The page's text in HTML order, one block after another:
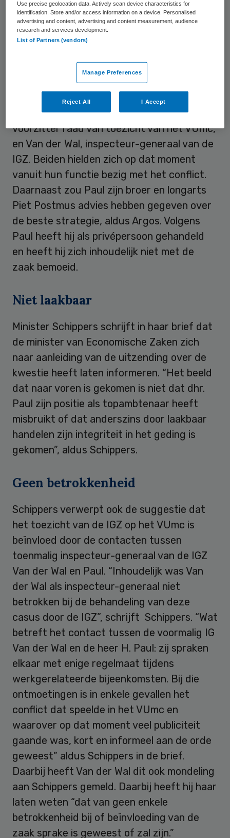
medisch specialisten in het VU medisch
centrum (VUmc).
De topman van de voedsel- en
warenautoriteit NVWA zou de kwestie
hebben aangekaart bij Cees Veerman,
voorzitter raad van toezicht van het VUmc,
en Van der Wal, inspecteur-generaal van de
IGZ. Beiden hielden zich op dat moment
vanuit hun functie bezig met het conflict.
Daarnaast zou Paul zijn broer en longarts
Piet Postmus advies hebben gegeven over
de beste strategie, aldus Argos. Volgens
Paul heeft hij als privépersoon gehandeld
en heeft hij zich inhoudelijk niet met de
zaak bemoeid.
Niet laakbaar
Minister Schippers schrijft in haar brief dat
de minister van Economische Zaken zich
naar aanleiding van de uitzending over de
kwestie heeft laten informeren. “Het beeld
dat naar voren is gekomen is niet dat dhr.
Paul zijn positie als topambtenaar heeft
misbruikt of dat anderszins door laakbaar
handelen zijn integriteit in het geding is
gekomen”, aldus Schippers.
Geen betrokkenheid
Schippers verwerpt ook de suggestie dat
het toezicht van de IGZ op het VUmc is
beïnvloed door de contacten tussen
toenmalig inspecteur-generaal van de IGZ
Van der Wal en Paul. “Inhoudelijk was Van
der Wal als inspecteur-generaal niet
betrokken bij de behandeling van deze
casus door de IGZ”, schrijft Schippers. “Wat
betreft het contact tussen de voormalig IG
Van der Wal en de heer H. Paul: zij spraken
elkaar met enige regelmaat tijdens
werkgerelateerde bijeenkomsten. Bij die
ontmoetingen is in enkele gevallen het
conflict dat speelde in het VUmc en
waarover op dat moment veel publiciteit
gaande was, kort en informeel aan de orde
geweest” aldus Schippers in de brief.
Daarbij heeft Van der Wal dit ook mondeling
aan Schippers gemeld. Daarbij heeft hij haar
laten weten “dat van geen enkele
betrokkenheid bij of beïnvloeding van de
zaak sprake is geweest of zal zijn.”
Use precise geolocation data. Actively scan device characteristics for
identification. Store and/or access information on a device. Personalised
advertising and content, advertising and content measurement, audience
research and services development.
List of Partners (vendors)
Manage Preferences
Reject All I Accept